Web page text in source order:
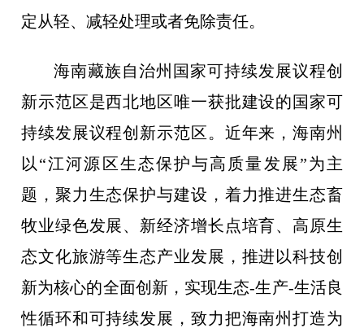
定从轻、减轻处理或者免除责任。
海南藏族自治州国家可持续发展议程创
新示范区是西北地区唯一获批建设的国家可
持续发展议程创新示范区。近年来，海南州
以“江河源区生态保护与高质量发展”为主
题，聚力生态保护与建设，着力推进生态畜
牧业绿色发展、新经济增长点培育、高原生
态文化旅游等生态产业发展，推进以科技创
新为核心的全面创新，实现生态-生产-生活良
性循环和可持续发展，致力把海南州打造为